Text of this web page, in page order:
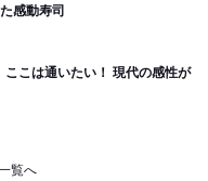
感動寿司
ここは通いたい！ 現代の感性が
覧へ